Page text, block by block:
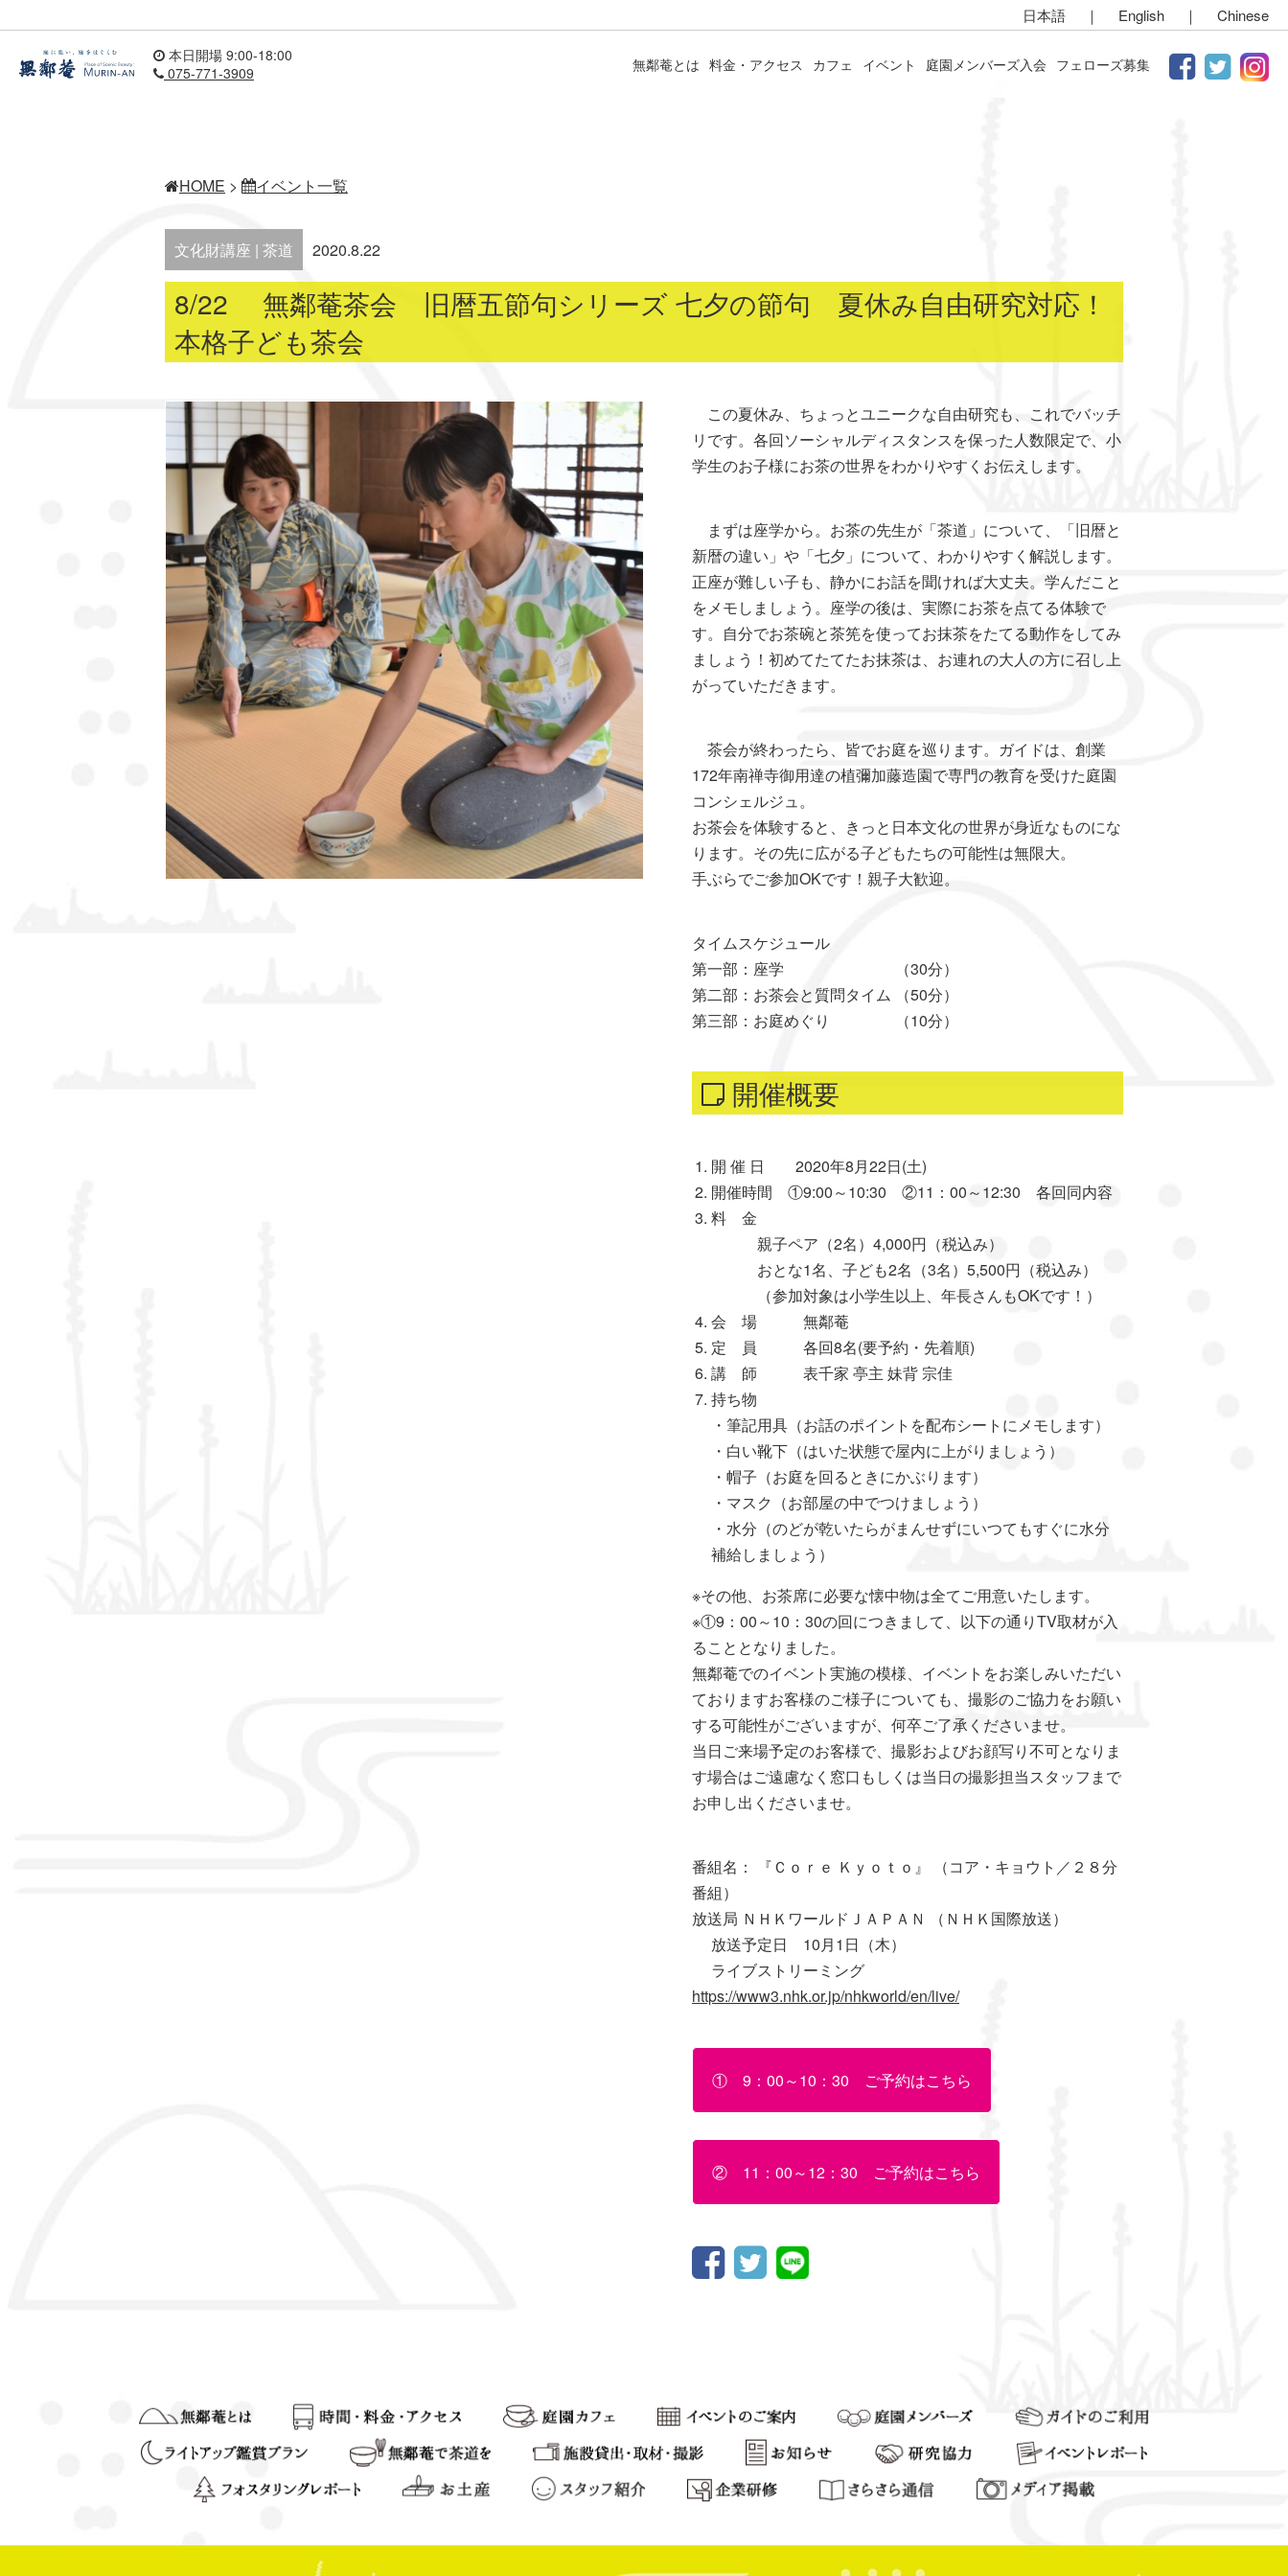
日本語 ｜ English ｜ Chinese
本日開場 9:00-18:00
075-771-3909
無鄰菴とは 料金・アクセス カフェ イベント 庭園メンバーズ入会 フェローズ募集
HOME > イベント一覧
文化財講座 | 茶道 2020.8.22
8/22 無鄰菴茶会 旧暦五節句シリーズ 七夕の節句 夏休み自由研究対応！
本格子ども茶会
この夏休み、ちょっとユニークな自由研究も、これでバッチ
リです。各回ソーシャルディスタンスを保った人数限定で、小
学生のお子様にお茶の世界をわかりやすくお伝えします。
まずは座学から。お茶の先生が「茶道」について、「旧暦と
新暦の違い」や「七夕」について、わかりやすく解説します。
正座が難しい子も、静かにお話を聞ければ大丈夫。学んだこと
をメモしましょう。座学の後は、実際にお茶を点てる体験で
す。自分でお茶碗と茶筅を使ってお抹茶をたてる動作をしてみ
ましょう！初めてたてたお抹茶は、お連れの大人の方に召し上
がっていただきます。
茶会が終わったら、皆でお庭を巡ります。ガイドは、創業
172年南禅寺御用達の植彌加藤造園で専門の教育を受けた庭園
コンシェルジュ。
お茶会を体験すると、きっと日本文化の世界が身近なものにな
ります。その先に広がる子どもたちの可能性は無限大。
手ぶらでご参加OKです！親子大歓迎。
タイムスケジュール
第一部：座学 （30分）
第二部：お茶会と質問タイム （50分）
第三部：お庭めぐり （10分）
開催概要
開 催 日 2020年8月22日(土)
開催時間 ①9:00～10:30 ②11：00～12:30 各回同内容
料 金
親子ペア（2名）4,000円（税込み）
おとな1名、子ども2名（3名）5,500円（税込み）
（参加対象は小学生以上、年長さんもOKです！）
会 場 無鄰菴
定 員 各回8名(要予約・先着順)
講 師 表千家 亭主 妹背 宗佳
持ち物
・筆記用具（お話のポイントを配布シートにメモします）
・白い靴下（はいた状態で屋内に上がりましょう）
・帽子（お庭を回るときにかぶります）
・マスク（お部屋の中でつけましょう）
・水分（のどが乾いたらがまんせずにいつてもすぐに水分
補給しましょう）
※その他、お茶席に必要な懐中物は全てご用意いたします。
※①9：00～10：30の回につきまして、以下の通りTV取材が入
ることとなりました。
無鄰菴でのイベント実施の模様、イベントをお楽しみいただい
ておりますお客様のご様子についても、撮影のご協力をお願い
する可能性がございますが、何卒ご了承くださいませ。
当日ご来場予定のお客様で、撮影およびお顔写り不可となりま
す場合はご遠慮なく窓口もしくは当日の撮影担当スタッフまで
お申し出くださいませ。
番組名： 『Ｃｏｒｅ Ｋｙｏｔｏ』 （コア・キョウト／２８分
番組）
放送局 ＮＨＫワールドＪＡＰＡＮ （ＮＨＫ国際放送）
放送予定日 10月1日（木）
ライブストリーミング
https://www3.nhk.or.jp/nhkworld/en/live/
① 9：00～10：30 ご予約はこちら
② 11：00～12：30 ご予約はこちら